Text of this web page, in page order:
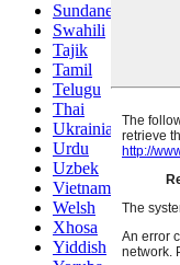
Sundanese
Swahili
Tajik
Tamil
Telugu
Thai
Ukrainian
Urdu
Uzbek
Vietnamese
Welsh
Xhosa
Yiddish